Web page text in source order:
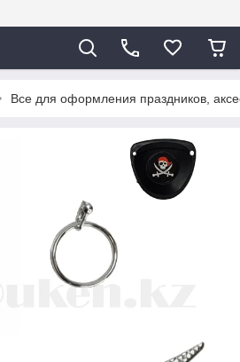
Все для оформления праздников,